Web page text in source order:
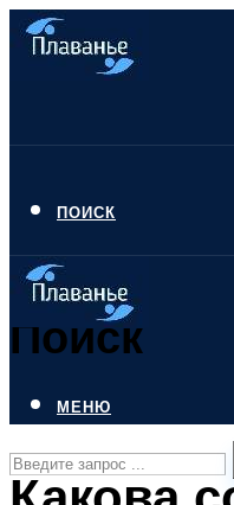
ПОИСК
Поиск
МЕНЮ